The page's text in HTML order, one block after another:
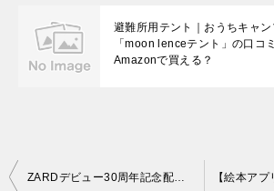
避難所用テント｜おうちキャ
「moon lenceテント」の口コ
Amazonで買える？
投